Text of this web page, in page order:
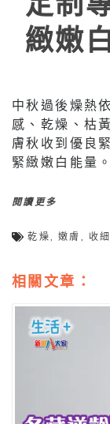
緻嫩
中秋過後燥熱
感、乾燥、枯
膚秋收到優良
緊緻嫩白能量。
閱讀更多
乾燥,嫩膚 , 收
相關文章：